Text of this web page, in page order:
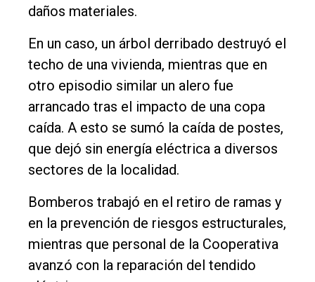
daños materiales.
En un caso, un árbol derribado destruyó el
techo de una vivienda, mientras que en
otro episodio similar un alero fue
arrancado tras el impacto de una copa
caída. A esto se sumó la caída de postes,
que dejó sin energía eléctrica a diversos
sectores de la localidad.
Bomberos trabajó en el retiro de ramas y
en la prevención de riesgos estructurales,
mientras que personal de la Cooperativa
avanzó con la reparación del tendido